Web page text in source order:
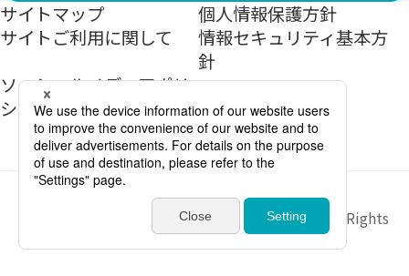
サイトマップ
個人情報保護方針
サイトご利用に関して
情報セキュリティ基本方
針
ソーシャルメディアポリ
シー
Sekisui Jushi Corporation All Rights
Reserved.